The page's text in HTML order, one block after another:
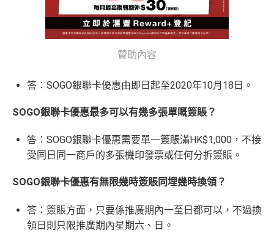
贊助內容
答：SOGO銀聯卡優惠由即日起至2020年10月18日。
SOGO銀聯卡優惠最多可以有幾多張單嘅簽賬？
答：SOGO銀聯卡優惠需要單一簽賬滿HK$1,000，不接
受同日同一商戶的多張機印發票或任何分拆簽賬。
SOGO銀聯卡優惠有無限幾時簽賬同埋幾時換領？
答：簽賬方面，只要係推廣期內一至日都可以，不過換
領日則只限推廣期內星期六、日。